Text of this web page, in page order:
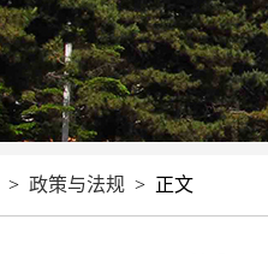
> 政策与法规 > 正文